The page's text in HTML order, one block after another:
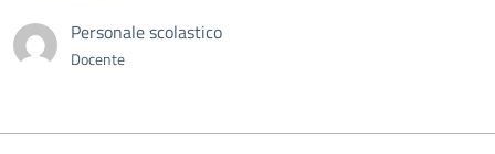
Personale scolastico
Docente